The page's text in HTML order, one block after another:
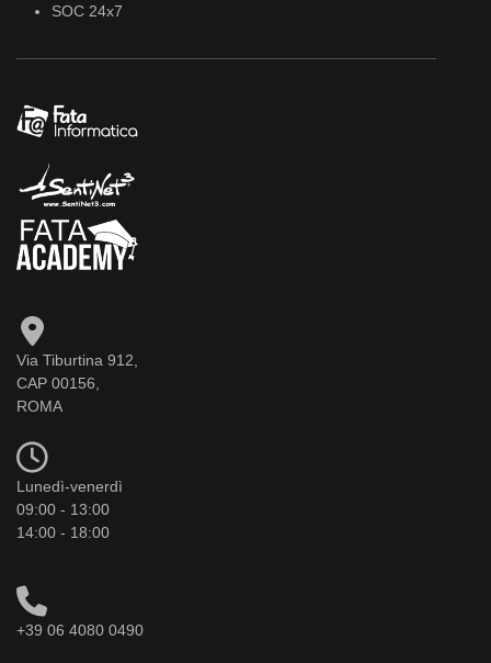
SOC 24x7
Via Tiburtina 912,
CAP 00156,
ROMA
Lunedì-venerdì
09:00 - 13:00
14:00 - 18:00
+39 06 4080 0490